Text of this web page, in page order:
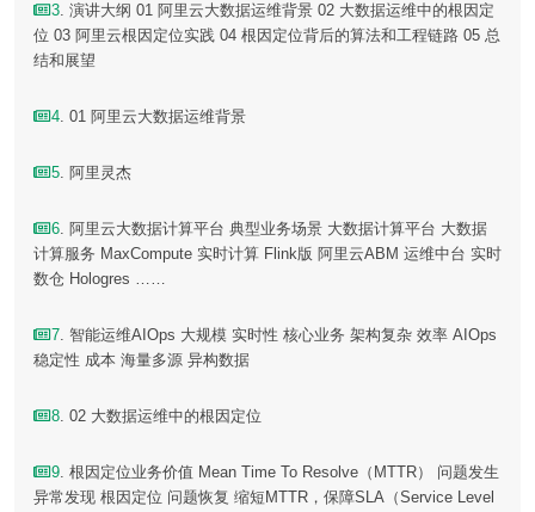
3. 演讲大纲 01 阿里云大数据运维背景 02 大数据运维中的根因定
位 03 阿里云根因定位实践 04 根因定位背后的算法和工程链路 05 总
结和展望
4. 01 阿里云大数据运维背景
5. 阿里灵杰
6. 阿里云大数据计算平台 典型业务场景 大数据计算平台 大数据
计算服务 MaxCompute 实时计算 Flink版 阿里云ABM 运维中台 实时
数仓 Hologres ……
7. 智能运维AIOps 大规模 实时性 核心业务 架构复杂 效率 AIOps
稳定性 成本 海量多源 异构数据
8. 02 大数据运维中的根因定位
9. 根因定位业务价值 Mean Time To Resolve（MTTR） 问题发生
异常发现 根因定位 问题恢复 缩短MTTR，保障SLA（Service Level